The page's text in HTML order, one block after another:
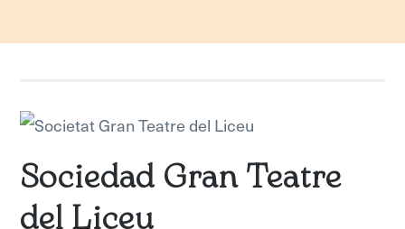
Sociedad Gran Teatre
del Liceu